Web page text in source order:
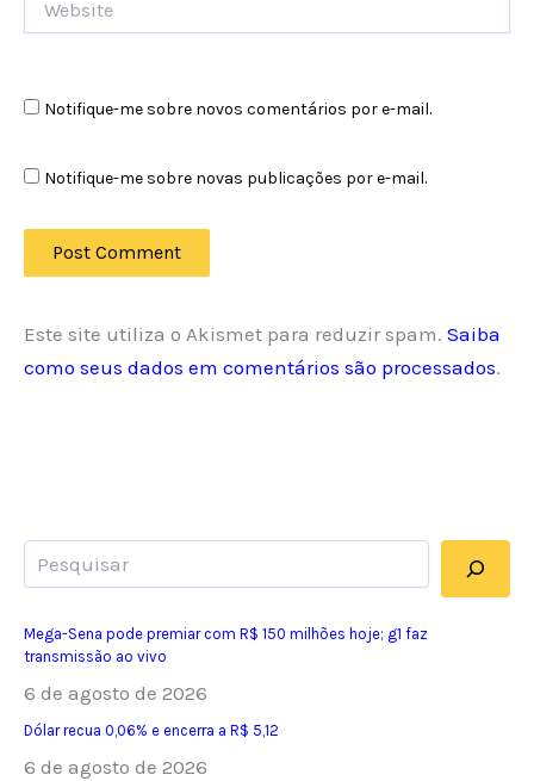
Notifique-me sobre novos comentários por e-mail.
Notifique-me sobre novas publicações por e-mail.
Este site utiliza o Akismet para reduzir spam. Saiba
como seus dados em comentários são processados.
Mega-Sena pode premiar com R$ 150 milhões hoje; g1 faz
transmissão ao vivo
6 de agosto de 2026
Dólar recua 0,06% e encerra a R$ 5,12
6 de agosto de 2026